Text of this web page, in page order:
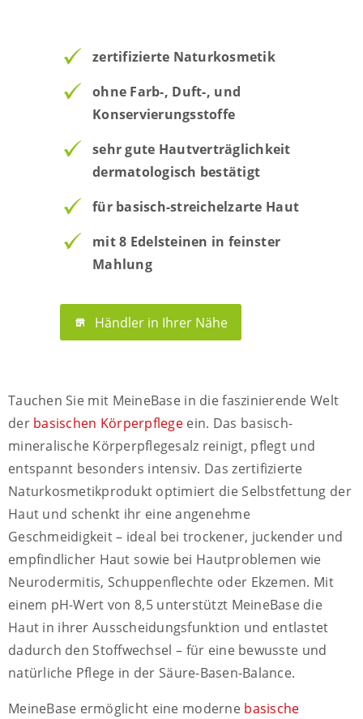
zertifizierte Naturkosmetik
ohne Farb-, Duft-, und
Konservierungsstoffe
sehr gute Hautverträglichkeit
dermatologisch bestätigt
für basisch-streichelzarte Haut
mit 8 Edelsteinen in feinster
Mahlung
Händler in Ihrer Nähe
Tauchen Sie mit MeineBase in die faszinierende Welt
der basischen Körperpflegeein. Das basisch-
mineralische Körperpflegesalz reinigt, pflegt und
entspannt besonders intensiv. Das zertifizierte
Naturkosmetikprodukt optimiert die Selbstfettung der
Haut und schenkt ihr eine angenehme
Geschmeidigkeit – ideal bei trockener, juckender und
empfindlicher Haut sowie bei Hautproblemen wie
Neurodermitis, Schuppenflechte oder Ekzemen. Mit
einem pH-Wert von 8,5 unterstützt MeineBase die
Haut in ihrer Ausscheidungsfunktion und entlastet
dadurch den Stoffwechsel – für eine bewusste und
natürliche Pflege in der Säure-Basen-Balance.
MeineBase ermöglicht eine moderne basische